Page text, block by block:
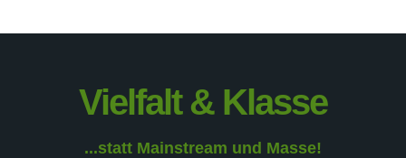
Vielfalt & Klasse
...statt Mainstream und Masse!